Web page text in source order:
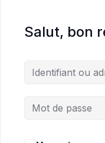
Salut, bon